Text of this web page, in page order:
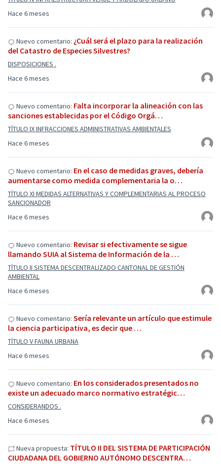
Hace 6 meses
Hace 6 meses
Nuevo comentario: ¿Cuál será el plazo para la realización
del Catastro de Especies Silvestres?
DISPOSICIONES .
Hace 6 meses
Nuevo comentario: Falta incorporar la alineación con las
sanciones establecidas por el Código Orgá…
TÍTULO IX INFRACCIONES ADMINISTRATIVAS AMBIENTALES
Hace 6 meses
Nuevo comentario: En el caso de medidas graves, debería
aumentarse como medida complementaria la o…
TÍTULO XI MEDIDAS ALTERNATIVAS Y COMPLEMENTARIAS AL PROCESO
SANCIONADOR
Hace 6 meses
Nuevo comentario: Revisar si efectivamente se sigue
llamando SUIA al Sistema de Información de la …
TÍTULO II SISTEMA DESCENTRALIZADO CANTONAL DE GESTIÓN
AMBIENTAL
Hace 6 meses
Nuevo comentario: Sería relevante un artículo que estimule
la ciencia participativa, es decir que …
TÍTULO V FAUNA URBANA
Hace 6 meses
Nuevo comentario: En los considerados presentados no
existe un adecuado marco normativo estratégic…
CONSIDERANDOS .
Nueva propuesta: TÍTULO II DEL SISTEMA DE PARTICIPACIÓN
CIUDADANA DEL GOBIERNO AUTÓNOMO DESCENTRA…